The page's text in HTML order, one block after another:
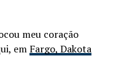
meu coração
em Fargo, Dakota